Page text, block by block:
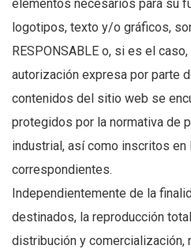
elementos necesarios para su
logotipos, texto y/o gráficos,
RESPONSABLE o, si es el
autorización expresa por parte
contenidos del sitio web se
protegidos por la normativa de
industrial, así como inscritos
correspondientes.
Independientemente de la
destinados, la reproducción
distribución y comercialización,